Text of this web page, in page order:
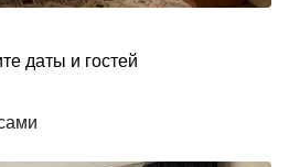
даты и гостей